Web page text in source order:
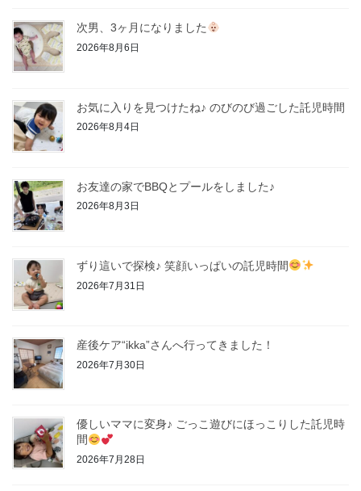
次男、3ヶ月になりました
2026年8月6日
お気に入りを見つけたね♪ のびのび過ごした託児時間
2026年8月4日
お友達の家でBBQとプールをしました♪
2026年8月3日
ずり這いで探検♪ 笑顔いっぱいの託児時間
2026年7月31日
産後ケア“ikka”さんへ行ってきました！
2026年7月30日
優しいママに変身♪ ごっこ遊びにほっこりした託児時
間
2026年7月28日